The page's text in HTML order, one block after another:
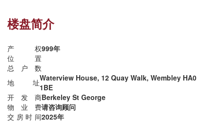
楼盘简介
产权999年
位置
总户数
地址Waterview House, 12 Quay Walk, Wembley HA0
1BE
开发商Berkeley St George
物业费请咨询顾问
交房时间2025年